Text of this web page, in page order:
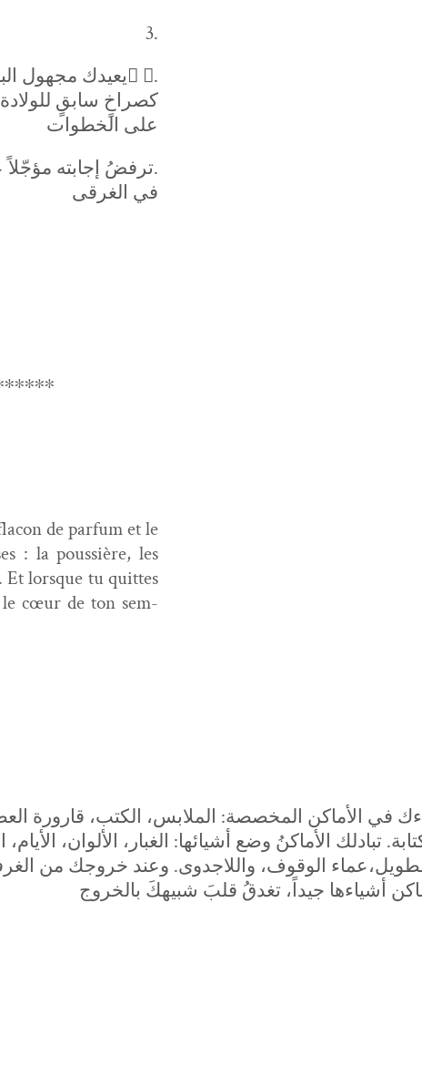
3.
يعيدك مجهول البابِ إلى المعابر اللينة في حُجَر المثول. كيَدٍ، كشفاه ٍ،.
كصراخٍ سابقٍ
على الخطوات
ترفضُ إجابته مؤجّلاً علاقة الألفة إلى ألوانها. الأبيضُ في الخطأ و الأسود.
في الغرقى
de par­fum et le
: la pous­sière, les
Et lorsque tu quittes
le cœur de ton sem­
أشياءها جيداً، تغدقُ قلبَ شبيهكَ بالخروج